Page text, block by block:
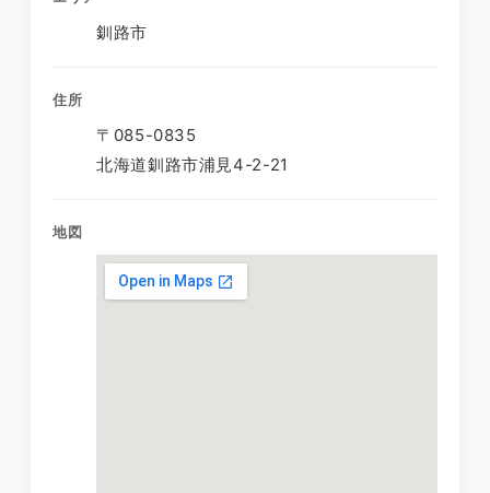
釧路市
住所
〒085-0835
北海道釧路市浦見4-2-21
地図